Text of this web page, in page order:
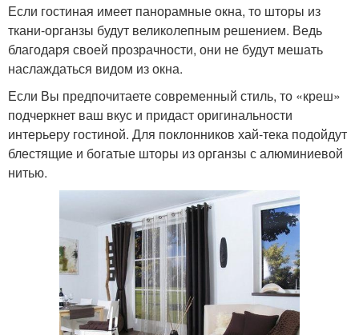
Если гостиная имеет панорамные окна, то шторы из
ткани-органзы будут великолепным решением. Ведь
благодаря своей прозрачности, они не будут мешать
наслаждаться видом из окна.
Если Вы предпочитаете современный стиль, то «креш»
подчеркнет ваш вкус и придаст оригинальности
интерьеру гостиной. Для поклонников хай-тека подойдут
блестящие и богатые шторы из органзы с алюминиевой
нитью.